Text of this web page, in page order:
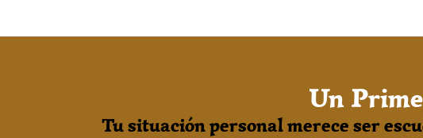
Un
Tu situación personal merece ser